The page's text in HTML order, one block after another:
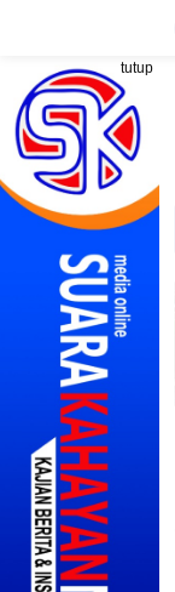
Langsung
konten
tutup